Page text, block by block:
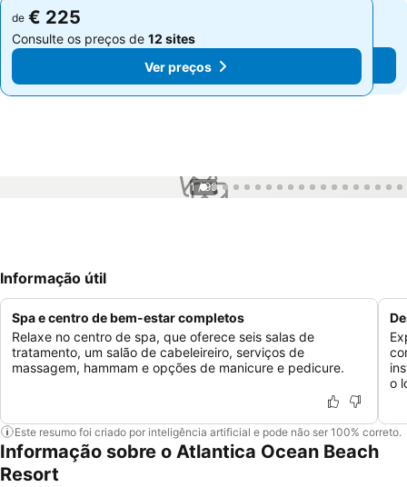
de € 225
Consulte os preços de 12 sites
Ver preços
de € 225
Consulte os preços de 12 sites
Ver preços
1 / 99
Informação útil
Spa e centro de bem-estar completos
Relaxe no centro de spa, que oferece seis salas de
tratamento, um salão de cabeleireiro, serviços de
massagem, hammam e opções de manicure e pedicure.
o
Este resumo foi criado por inteligência artificial e pode não ser 100% correto.
Informação sobre o Atlantica Ocean Beach
Resort